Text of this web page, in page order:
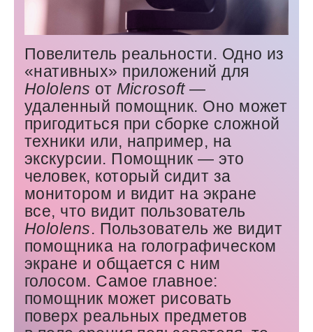
Повелитель реальности. Одно из
«нативных» приложений для
Hololens от Microsoft— ​
удаленный помощник. Оно может
пригодиться при сборке сложной
техники или, например, на
экскурсии. Помощник — ​это
человек, который сидит за
монитором и видит на экране
все, что видит пользователь
Hololens. Пользователь же видит
помощника на голографическом
экране и общается с ним
голосом. Самое главное:
помощник может рисовать
поверх реальных предметов